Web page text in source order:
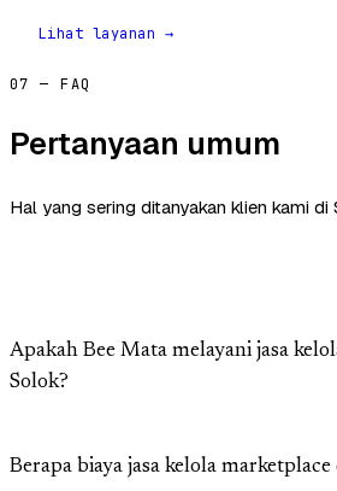
Lihat layanan →
07 — FAQ
Pertanyaan umum
Hal yang sering ditanyakan klien kami di
Apakah Bee Mata melayani jasa
Solok?
Berapa biaya jasa kelola marketplace